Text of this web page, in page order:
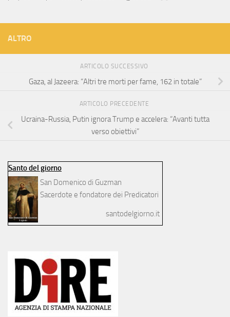
ALTRO
ARTICOLO SUCCESSIVO
Gaza, al Jazeera: “Altri tre morti per fame, 162 in totale”
ARTICOLO PRECEDENTE
Ucraina-Russia, Putin ignora Trump e accelera: “Avanti tutta
verso obiettivi”
Santo del giorno
San Domenico di Guzman
Sacerdote e fondatore dei Predicatori
santodelgiorno.it